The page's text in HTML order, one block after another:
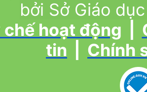
bởi Sở Giáo
chế hoạt động
tin
Chính